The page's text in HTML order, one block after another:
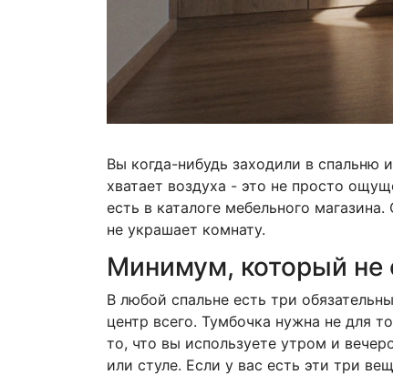
Вы когда-нибудь заходили в спальню
хватает воздуха - это не просто
есть в каталоге мебельного
не украшает комнату.
Минимум, который не
В любой спальне есть три
центр всего. Тумбочка нужна не для
то, что вы используете утром и
или стуле. Если у вас есть эти три